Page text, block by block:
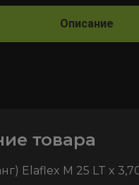
Описание
товара
Elaflex M 25 LT x